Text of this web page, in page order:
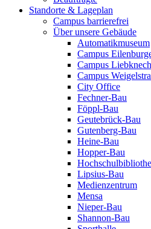
Standorte & Lageplan
Campus barrierefrei
Über unsere Gebäude
Automatikmuseum
Campus
Campus
Campus
City Office
Fechner-Bau
Föppl-Bau
Geutebrück-Bau
Gutenberg-Bau
Heine-Bau
Hopper-Bau
Lipsius-Bau
Medienzentrum
Mensa
Nieper-Bau
Shannon-Bau